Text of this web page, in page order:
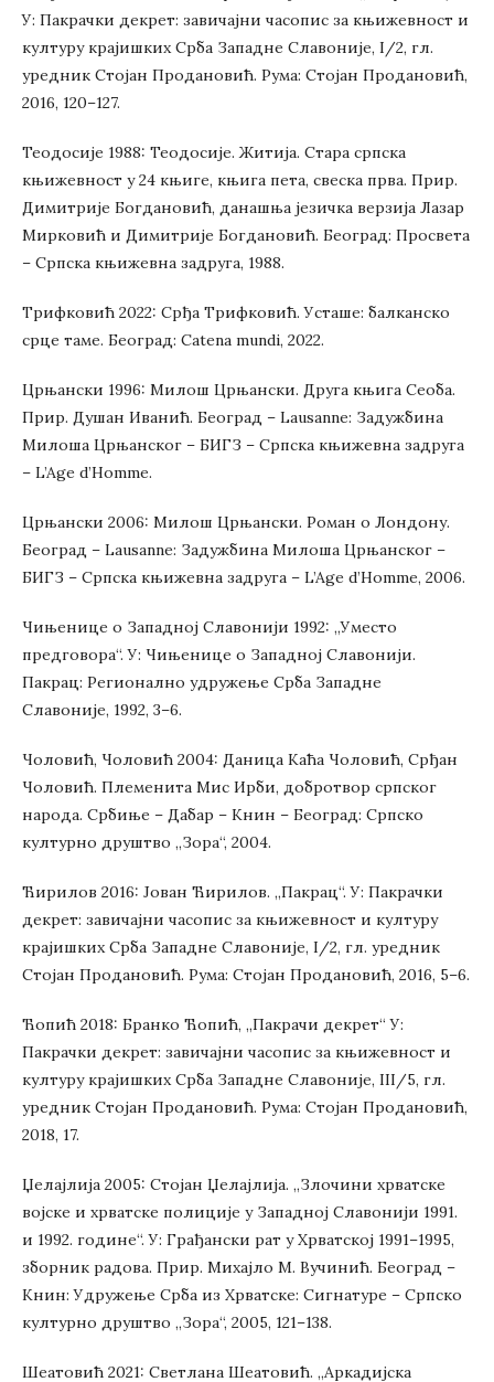
У: Пакрачки декрет: завичајни часопис за књижевност и
културу крајишких Срба Западне Славоније, I/2, гл.
уредник Стојан Продановић. Рума: Стојан Продановић,
2016, 120–127.
Теодосије 1988: Теодосије. Житија. Стара српска
књижевност у 24 књиге, књига пета, свеска прва. Прир.
Димитрије Богдановић, данашња језичка верзија Лазар
Мирковић и Димитрије Богдановић. Београд: Просвета
– Српска књижевна задруга, 1988.
Трифковић 2022: Срђа Трифковић. Усташе: балканско
срце таме. Београд: Catena mundi, 2022.
Црњански 1996: Милош Црњански. Друга књига Сеоба.
Прир. Душан Иванић. Београд – Lausanne: Задужбина
Милоша Црњанског – БИГЗ – Српска књижевна задруга
– L’Age d’Homme.
Црњански 2006: Милош Црњански. Роман о Лондону.
Београд – Lausanne: Задужбина Милоша Црњанског –
БИГЗ – Српска књижевна задруга – L’Age d’Homme, 2006.
Чињенице о Западној Славонији 1992: „Уместо
предговора“. У: Чињенице о Западној Славонији.
Пакрац: Регионално удружење Срба Западне
Славоније, 1992, 3–6.
Чоловић, Чоловић 2004: Даница Каћа Чоловић, Срђан
Чоловић. Племенита Мис Ирби, добротвор српског
народа. Србиње – Дабар – Книн – Београд: Српско
културно друштво „Зора“, 2004.
Ћирилов 2016: Јован Ћирилов. „Пакрац“. У: Пакрачки
декрет: завичајни часопис за књижевност и културу
крајишких Срба Западне Славоније, I/2, гл. уредник
Стојан Продановић. Рума: Стојан Продановић, 2016, 5–6.
Ћопић 2018: Бранко Ћопић, „Пакрачи декрет“ У:
Пакрачки декрет: завичајни часопис за књижевност и
културу крајишких Срба Западне Славоније, III/5, гл.
уредник Стојан Продановић. Рума: Стојан Продановић,
2018, 17.
Џелајлија 2005: Стојан Џелајлија. „Злочини хрватске
војске и хрватске полиције у Западној Славонији 1991.
и 1992. године“. У: Грађански рат у Хрватској 1991–1995,
зборник радова. Прир. Михајло М. Вучинић. Београд –
Книн: Удружење Срба из Хрватске: Сигнатуре – Српско
културно друштво „Зора“, 2005, 121–138.
Шеатовић 2021: Светлана Шеатовић. „Аркадијска